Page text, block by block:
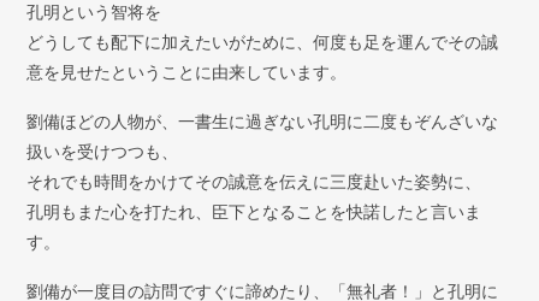
孔明という智将を
どうしても配下に加えたいがために、何度も足を運んでその誠
意を見せたということに由来しています。
劉備ほどの人物が、一書生に過ぎない孔明に二度もぞんざいな
扱いを受けつつも、
それでも時間をかけてその誠意を伝えに三度赴いた姿勢に、
孔明もまた心を打たれ、臣下となることを快諾したと言いま
す。
劉備が一度目の訪問ですぐに諦めたり、「無礼者！」と孔明に